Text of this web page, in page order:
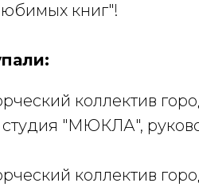
книг"!
коллектив
студия "МЮКЛА",
коллектив